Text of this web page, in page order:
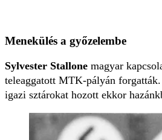
Menekülés a győzelembe
Sylvester Stallone magyar
teleaggatott MTK-pályán
igazi sztárokat hozott ekkor